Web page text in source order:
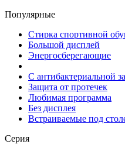
Популярные
Стирка спортивной
Большой дисплей
Энергосберегающие
С антибактериальной
Защита от протечек
Любимая программа
Без дисплея
Встраиваемые под
Серия